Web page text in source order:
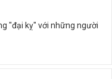
"đại kỵ" với những người